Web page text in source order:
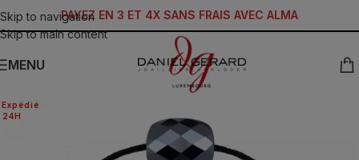
Skip to navigation
Skip to main content
PAYEZ EN 3 ET 4X SANS FRAIS AVEC ALMA
MENU
24H
Expédié